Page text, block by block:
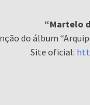
“Martelo
do álbum
Site oficial: